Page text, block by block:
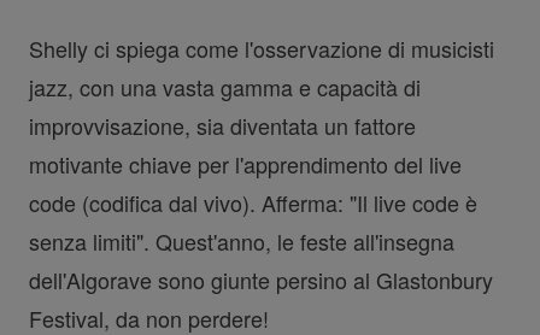
Shelly ci spiega come l'osservazione di musicisti
jazz, con una vasta gamma e capacità di
improvvisazione, sia diventata un fattore
motivante chiave per l'apprendimento del live
code (codifica dal vivo). Afferma: "Il live code è
senza limiti". Quest'anno, le feste all'insegna
dell'Algorave sono giunte persino al Glastonbury
Festival, da non perdere!